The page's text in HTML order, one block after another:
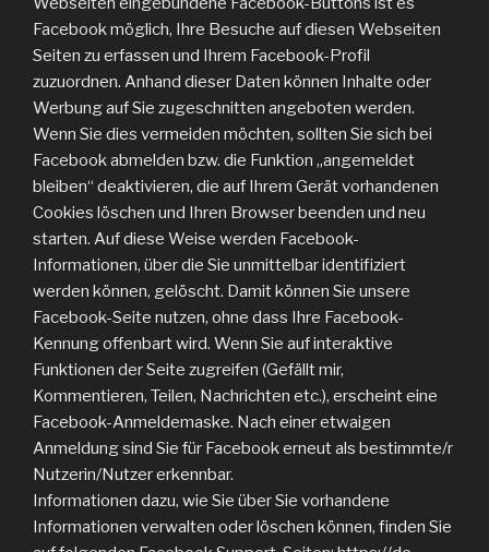
Facebook möglich, Ihre Besuche auf diesen Webseiten
Seiten zu erfassen und Ihrem Facebook-Profil
zuzuordnen. Anhand dieser Daten können Inhalte oder
Werbung auf Sie zugeschnitten angeboten werden.
Wenn Sie dies vermeiden möchten, sollten Sie sich bei
Facebook abmelden bzw. die Funktion „angemeldet
bleiben“ deaktivieren, die auf Ihrem Gerät vorhandenen
Cookies löschen und Ihren Browser beenden und neu
starten. Auf diese Weise werden Facebook-
Informationen, über die Sie unmittelbar identifiziert
werden können, gelöscht. Damit können Sie unsere
Facebook-Seite nutzen, ohne dass Ihre Facebook-
Kennung offenbart wird. Wenn Sie auf interaktive
Funktionen der Seite zugreifen (Gefällt mir,
Kommentieren, Teilen, Nachrichten etc.), erscheint eine
Facebook-Anmeldemaske. Nach einer etwaigen
Anmeldung sind Sie für Facebook erneut als bestimmte/r
Nutzerin/Nutzer erkennbar.
Informationen dazu, wie Sie über Sie vorhandene
Informationen verwalten oder löschen können, finden Sie